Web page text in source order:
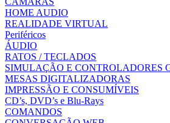
HOME AUDIO
REALIDADE VIRTUAL
Periféricos
ÁUDIO
RATOS / TECLADOS
SIMULAÇÃO E CONTROLADORES
MESAS DIGITALIZADORAS
IMPRESSÃO E CONSUMÍVEIS
CD’s, DVD’s e Blu-Rays
COMANDOS